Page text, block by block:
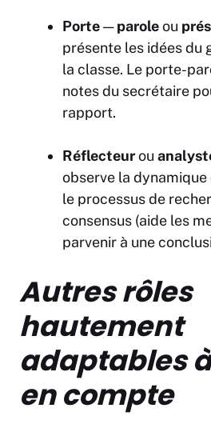
Porte—paroleou
présente les idées du
la classe. Le porte-
notes du secrétaire
rapport.
Réflecteurou
observe la dynamique
le processus de
consensus (aide les
parvenir à une
Autres rôles
hautement
adaptables
en compte